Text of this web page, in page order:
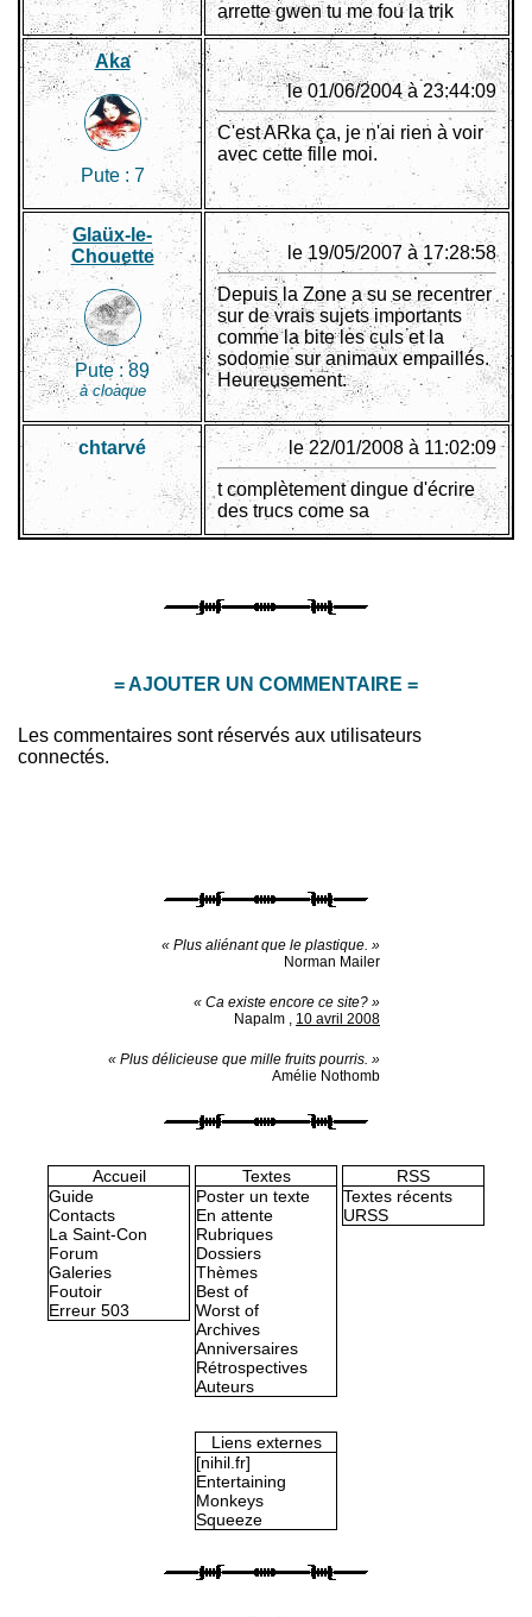
arrette gwen tu me fou la trik
Aka
Pute : 7
le 01/06/2004 à 23:44:09
C'est ARka ça, je n'ai rien à voir
avec cette fille moi.
Glaüx-le-
Chouette
Pute : 89
à cloaque
le 19/05/2007 à 17:28:58
Depuis la Zone a su se recentrer
sur de vrais sujets importants
comme la bite les culs et la
sodomie sur animaux empaillés.
Heureusement.
chtarvé le 22/01/2008 à 11:02:09
t complètement dingue d'écrire
des trucs come sa
= AJOUTER UN COMMENTAIRE =
Les commentaires sont réservés aux utilisateurs
connectés.
« Plus aliénant que le plastique. »
Norman Mailer
« Ca existe encore ce site? »
Napalm , 10 avril 2008
« Plus délicieuse que mille fruits pourris. »
Amélie Nothomb
Accueil
Guide
Contacts
La Saint-Con
Forum
Galeries
Foutoir
Erreur 503
Textes
Poster un texte
En attente
Rubriques
Dossiers
Thèmes
Best of
Worst of
Archives
Anniversaires
Rétrospectives
Auteurs
RSS
Textes récents
URSS
Liens externes
[nihil.fr]
Entertaining
Monkeys
Squeeze